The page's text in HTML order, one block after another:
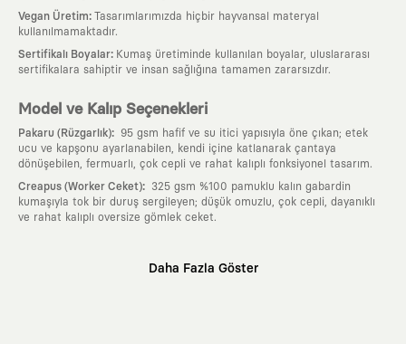
Vegan Üretim: Tasarımlarımızda hiçbir hayvansal materyal
kullanılmamaktadır.
Sertifikalı Boyalar: Kumaş üretiminde kullanılan boyalar, uluslararası
sertifikalara sahiptir ve insan sağlığına tamamen zararsızdır.
Model ve Kalıp Seçenekleri
Pakaru (Rüzgarlık):
95 gsm hafif ve su itici yapısıyla öne çıkan; etek
ucu ve kapşonu ayarlanabilen, kendi içine katlanarak çantaya
dönüşebilen, fermuarlı, çok cepli ve rahat kalıplı fonksiyonel tasarım.
Creapus (Worker Ceket):
325 gsm %100 pamuklu kalın gabardin
kumaşıyla tok bir duruş sergileyen; düşük omuzlu, çok cepli, dayanıklı
ve rahat kalıplı oversize gömlek ceket.
Daha Fazla Göster